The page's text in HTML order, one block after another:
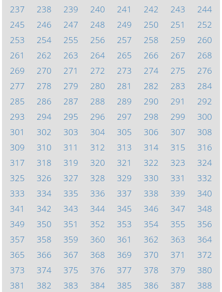
237
238 239 240 241 242 243
244
245
246 247 248 249 250 251
252
253
254 255 256 257 258 259
260
261
262 263 264 265 266 267
268
269
270 271 272 273 274 275
276
277
278 279 280 281 282 283
284
285
286 287 288 289 290 291
292
293
294 295 296 297 298 299
300
301
302 303 304 305 306 307
308
309
310 311 312 313 314 315
316
317
318 319 320 321 322 323
324
325
326 327 328 329 330 331
332
333
334 335 336 337 338 339
340
341
342 343 344 345 346 347
348
349
350 351 352 353 354 355
356
357
358 359 360 361 362 363
364
365
366 367 368 369 370 371
372
373
374 375 376 377 378 379
380
381
382 383 384 385 386 387 388